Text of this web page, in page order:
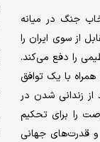
جنگ در میانه
از سوی ایران را
را دفع می‌کند.
با یک توافق
از زندانی شدن در
را برای تحکیم
و قدرت‌های جهانی